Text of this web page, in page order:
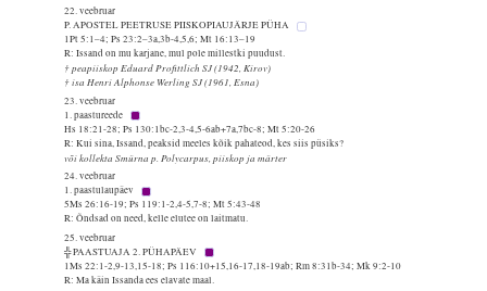
22. veebruar
P. APOSTEL PEETRUSE PIISKOPIAUJÄRJE PÜHA
1Pt 5:1–4; Ps 23:2–3a,3b-4,5,6; Mt 16:13–19
R: Issand on mu karjane, mul pole millestki puudust.
† peapiiskop Eduard Profittlich SJ (1942, Kirov)
† isa Henri Alphonse Werling SJ (1961, Esna)
23. veebruar
1. paastureede
Hs 18:21-28; Ps 130:1bc-2,3-4,5-6ab+7a,7bc-8; Mt 5:20-26
R: Kui sina, Issand, peaksid meeles kõik pahateod, kes siis püsiks?
või kollekta Smürna p. Polycarpus, piiskop ja märter
24. veebruar
1. paastulaupäev
5Ms 26:16-19; Ps 119:1-2,4-5,7-8; Mt 5:43-48
R: Õndsad on need, kelle elutee on laitmatu.
25. veebruar
╬ PAASTUAJA 2. PÜHAPÄEV
1Ms 22:1-2,9-13,15-18; Ps 116:10+15,16-17,18-19ab; Rm 8:31b-34; Mk 9:2-10
R: Ma käin Issanda ees elavate maal.